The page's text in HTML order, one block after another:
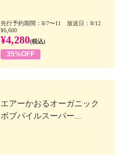
先行予約期間：8/7〜11 放送日：8/12
¥6,600
¥4,280(税込)
35%OFF
エアーかおるオーガニック
ボブパイルスーパー...